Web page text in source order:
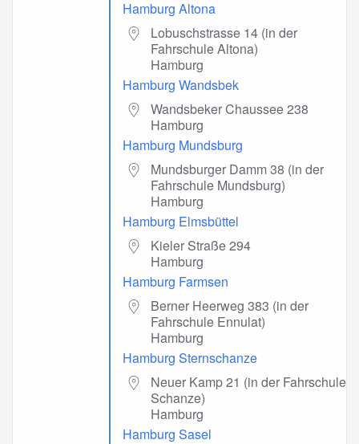
Hamburg Altona
Lobuschstrasse 14 (in der
Fahrschule Altona)
Hamburg
Hamburg Wandsbek
Wandsbeker Chaussee 238
Hamburg
Hamburg Mundsburg
Mundsburger Damm 38 (in der
Fahrschule Mundsburg)
Hamburg
Hamburg Elmsbüttel
Kieler Straße 294
Hamburg
Hamburg Farmsen
Berner Heerweg 383 (in der
Fahrschule Ennulat)
Hamburg
Hamburg Sternschanze
Neuer Kamp 21 (in der Fahrschule
Schanze)
Hamburg
Hamburg Sasel